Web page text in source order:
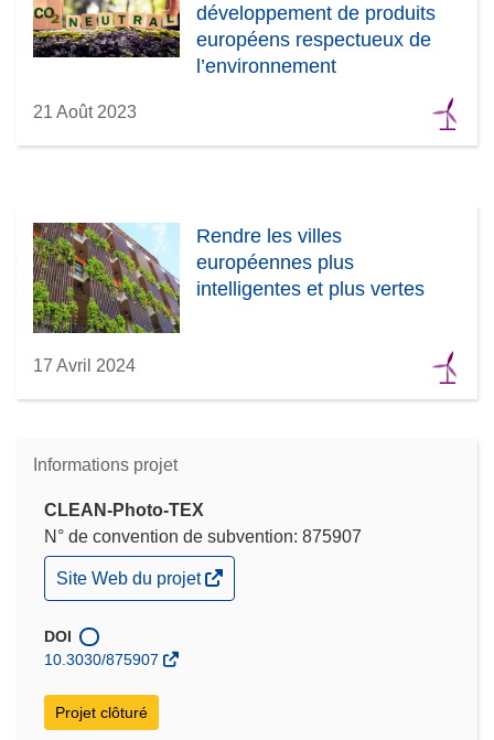
développement de produits
européens respectueux de
l’environnement
21 Août 2023
Rendre les villes
européennes plus
intelligentes et plus vertes
17 Avril 2024
Informations projet
CLEAN-Photo-TEX
N° de convention de subvention: 875907
(s’ouvre
dans
nouvelle
fenêtre)
Site Web du projet
DOI
10.3030/875907
Projet clôturé